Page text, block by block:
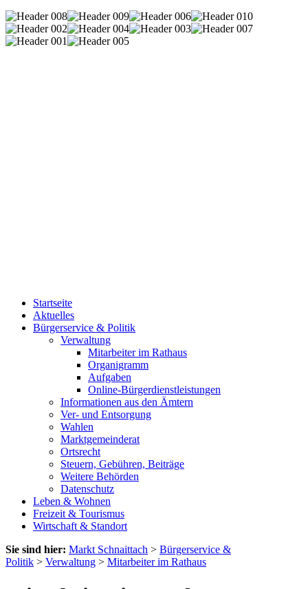
Startseite
Aktuelles
Bürgerservice & Politik
Verwaltung
Mitarbeiter im Rathaus
Organigramm
Aufgaben
Online-Bürgerdienstleistungen
Informationen aus den Ämtern
Ver- und Entsorgung
Wahlen
Marktgemeinderat
Ortsrecht
Steuern, Gebühren, Beiträge
Weitere Behörden
Datenschutz
Leben & Wohnen
Freizeit & Tourismus
Wirtschaft & Standort
Sie sind hier: Markt Schnaittach > Bürgerservice &
Politik > Verwaltung > Mitarbeiter im Rathaus